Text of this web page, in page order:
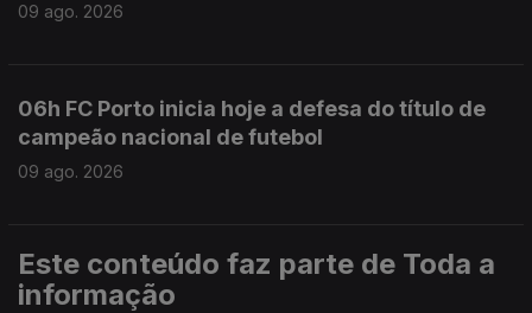
09 ago. 2026
06h FC Porto inicia hoje a defesa do título de
campeão nacional de futebol
09 ago. 2026
Este conteúdo faz parte de Toda a
informação